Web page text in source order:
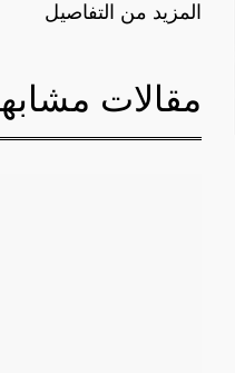
المزيد من التفاصيل
مقالات